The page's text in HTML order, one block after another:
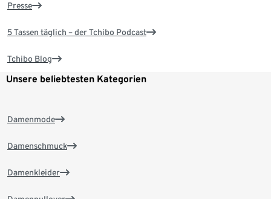
Presse
5 Tassen täglich – der Tchibo Podcast
Tchibo Blog
Unsere beliebtesten Kategorien
Damenmode
Damenschmuck
Damenkleider